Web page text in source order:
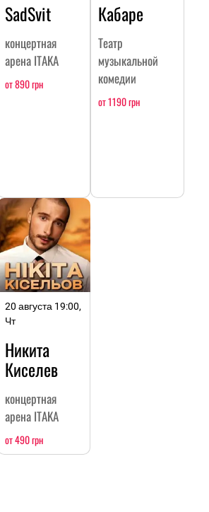
SadSvit
концертная
арена ITAKA
от 890 грн
Кабаре
Театр
музыкальной
комедии
от 1190 грн
20 августа 19:00,
Чт
Никита
Киселев
концертная
арена ITAKA
от 490 грн